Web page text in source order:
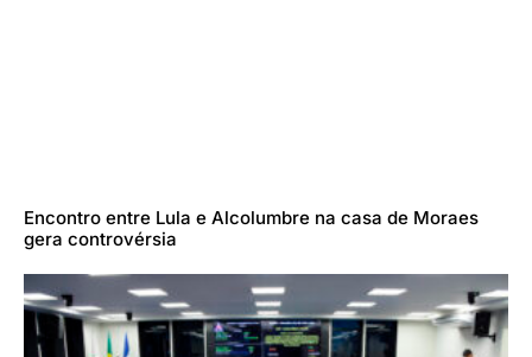
Encontro entre Lula e Alcolumbre na casa de Moraes
gera controvérsia